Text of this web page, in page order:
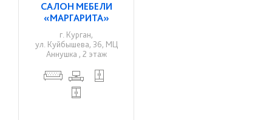
САЛОН МЕБЕЛИ
«МАРГАРИТА»
г. Курган,
ул. Куйбышева, 36, МЦ
Аннушка , 2 этаж